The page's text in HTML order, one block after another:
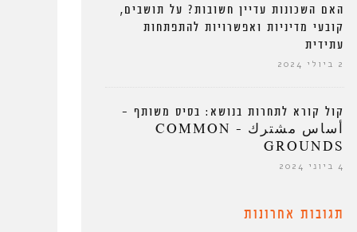
האם השכונות עדיין חשובות? על תושבים,
קובעי מדיניות ואפשרויות להתפתחות
עתידית
2 ביולי 2024
קול קורא לתחרות בנושא: בסיס משותף –
أساس مشترك – COMMON
GROUNDS
4 ביוני 2024
תגובות אחרונות